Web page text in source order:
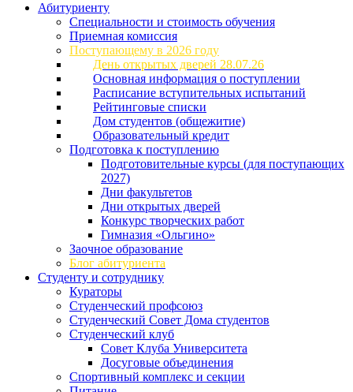
Абитуриенту
Специальности и стоимость обучения
Приемная комиссия
Поступающему в 2026 году
День открытых дверей 28.07.26
Основная информация о поступлении
Расписание вступительных испытаний
Рейтинговые списки
Дом студентов (общежитие)
Образовательный кредит
Подготовка к поступлению
Подготовительные курсы (для поступающих
2027)
Дни факультетов
Дни открытых дверей
Конкурс творческих работ
Гимназия «Ольгино»
Заочное образование
Блог абитуриента
Студенту и сотруднику
Кураторы
Студенческий профсоюз
Студенческий Совет Дома студентов
Студенческий клуб
Совет Клуба Университета
Досуговые объединения
Спортивный комплекс и секции